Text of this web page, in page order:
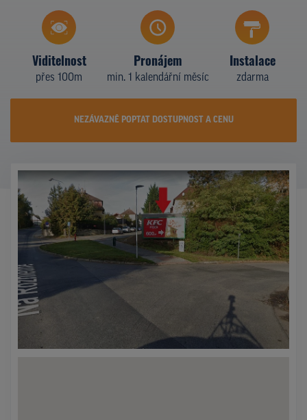
TYPY NOSIČŮ
Z PRAXE
PROMO AKCE
Viditelnost
přes 100m
Pronájem
min. 1 kalendářní měsíc
Instalace
zdarma
NEZÁVAZNĚ POPTAT DOSTUPNOST A CENU